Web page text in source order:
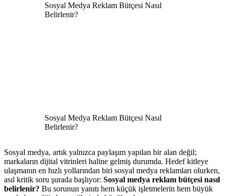
Sosyal Medya Reklam Bütçesi Nasıl
Belirlenir?
Sosyal Medya Reklam Bütçesi Nasıl
Belirlenir?
Sosyal medya, artık yalnızca paylaşım yapılan bir alan değil;
markaların dijital vitrinleri haline gelmiş durumda. Hedef kitleye
ulaşmanın en hızlı yollarından biri sosyal medya reklamları olurken,
asıl kritik soru şurada başlıyor: Sosyal medya reklam bütçesi nasıl
belirlenir? Bu sorunun yanıtı hem küçük işletmelerin hem büyük